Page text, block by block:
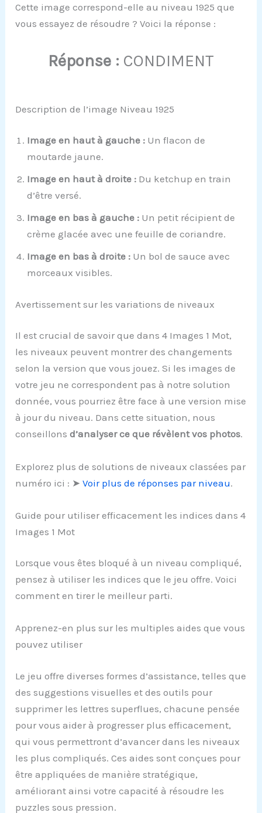
Cette image correspond-elle au niveau 1925 que
vous essayez de résoudre ? Voici la réponse :
Réponse : CONDIMENT
Description de l’image Niveau 1925
Image en haut à gauche : Un flacon de
moutarde jaune.
Image en haut à droite : Du ketchup en train
d’être versé.
Image en bas à gauche : Un petit récipient de
crème glacée avec une feuille de coriandre.
Image en bas à droite : Un bol de sauce avec
morceaux visibles.
Avertissement sur les variations de niveaux
Il est crucial de savoir que dans 4 Images 1 Mot,
les niveaux peuvent montrer des changements
selon la version que vous jouez. Si les images de
votre jeu ne correspondent pas à notre solution
donnée, vous pourriez être face à une version mise
à jour du niveau. Dans cette situation, nous
conseillonsd’analyser ce que révèlent vos photos.
Explorez plus de solutions de niveaux classées par
numéro ici : ➤Voir plus de réponses par niveau.
Guide pour utiliser efficacement les indices dans 4
Images 1 Mot
Lorsque vous êtes bloqué à un niveau compliqué,
pensez à utiliser les indices que le jeu offre. Voici
comment en tirer le meilleur parti.
Apprenez-en plus sur les multiples aides que vous
pouvez utiliser
Le jeu offre diverses formes d’assistance, telles que
des suggestions visuelles et des outils pour
supprimer les lettres superflues, chacune pensée
pour vous aider à progresser plus efficacement,
qui vous permettront d’avancer dans les niveaux
les plus compliqués. Ces aides sont conçues pour
être appliquées de manière stratégique,
améliorant ainsi votre capacité à résoudre les
puzzles sous pression.